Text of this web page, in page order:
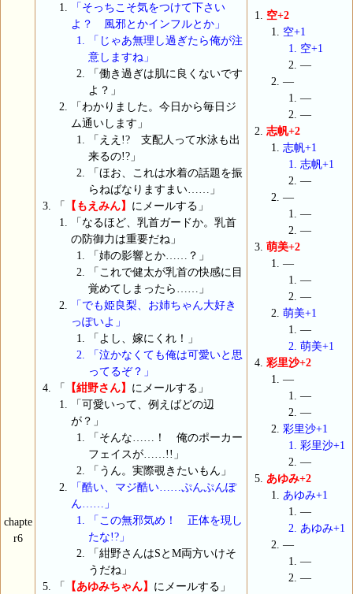
chapte
r6
「そっちこそ気をつけて下さい
よ？ 風邪とかインフルとか」
「じゃあ無理し過ぎたら俺が注
意しますね」
「働き過ぎは肌に良くないです
よ？」
「わかりました。今日から毎日ジ
ム通いします」
「ええ!? 支配人って水泳も出
来るの!?」
「ほお、これは水着の話題を振
らねばなりますまい……」
「 【もえみん】 にメールする」
「なるほど、乳首ガードか。乳首
の防御力は重要だね」
「姉の影響とか……？」
「これで健太が乳首の快感に目
覚めてしまったら……」
「でも姫良梨、お姉ちゃん大好き
っぽいよ」
「よし、嫁にくれ！」
「泣かなくても俺は可愛いと思
ってるぞ？」
「 【紺野さん】 にメールする」
「可愛いって、例えばどの辺
が？」
「そんな……！ 俺のポーカー
フェイスが……!!」
「うん。実際覗きたいもん」
「酷い、マジ酷い……ぷんぷんぽ
ん……」
「この無邪気め！ 正体を現し
たな!?」
「紺野さんはSとM両方いけそ
うだね」
「 【あゆみちゃん】 にメールする」
空+2
空+1
空+1
―
―
―
―
志帆+2
志帆+1
志帆+1
―
―
―
―
萌美+2
―
―
―
萌美+1
―
萌美+1
彩里沙+2
―
―
―
彩里沙+1
彩里沙+1
―
あゆみ+2
あゆみ+1
―
あゆみ+1
―
―
―